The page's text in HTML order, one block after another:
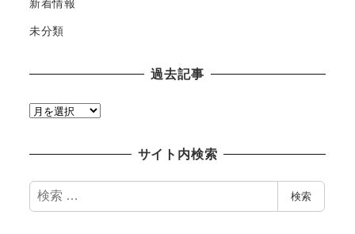
未分類
過去記事
過
サイト内検索
検
索
検索